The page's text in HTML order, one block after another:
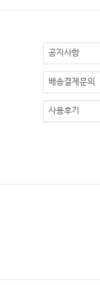
공지사항
배송결제문의
사용후기